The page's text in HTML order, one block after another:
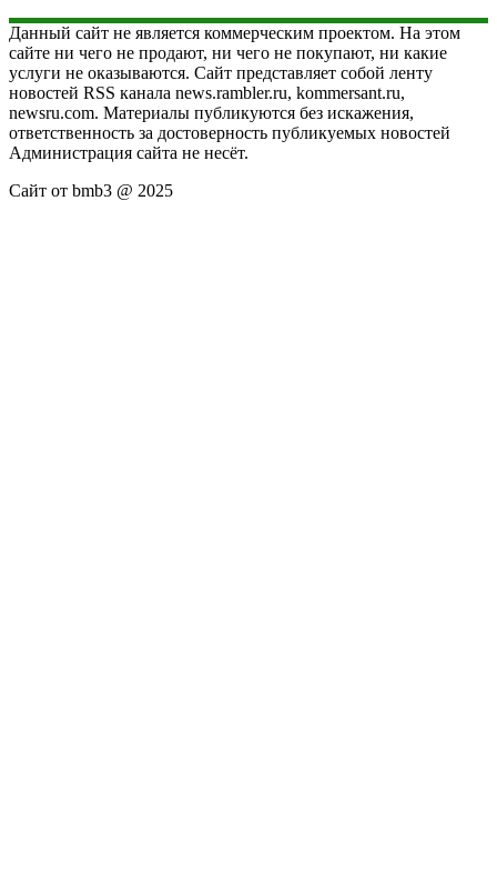
Данный сайт не является коммерческим проектом. На этом
сайте ни чего не продают, ни чего не покупают, ни какие
услуги не оказываются. Сайт представляет собой ленту
новостей RSS канала news.rambler.ru, kommersant.ru,
newsru.com. Материалы публикуются без искажения,
ответственность за достоверность публикуемых новостей
Администрация сайта не несёт.
Сайт от bmb3 @ 2025